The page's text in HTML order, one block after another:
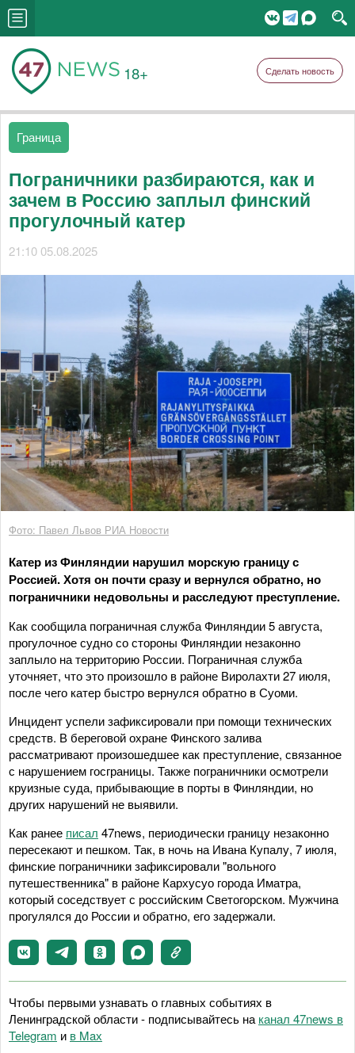
18+ Сделать новость
Граница
Пограничники разбираются, как и
зачем в Россию заплыл финский
прогулочный катер
21:10 05.08.2025
Фото: Павел Львов РИА Новости
Катер из Финляндии нарушил морскую границу с
Россией. Хотя он почти сразу и вернулся обратно, но
пограничники недовольны и расследуют преступление.
Как сообщила пограничная служба Финляндии 5 августа,
прогулочное судно со стороны Финляндии незаконно
заплыло на территорию России. Пограничная служба
уточняет, что это произошло в районе Виролахти 27 июля,
после чего катер быстро вернулся обратно в Суоми.
Инцидент успели зафиксировали при помощи технических
средств. В береговой охране Финского залива
рассматривают произошедшее как преступление, связанное
с нарушением госграницы. Также пограничники осмотрели
круизные суда, прибывающие в порты в Финляндии, но
других нарушений не выявили.
Как ранее писал 47news, периодически границу незаконно
пересекают и пешком. Так, в ночь на Ивана Купалу, 7 июля,
финские пограничники зафиксировали "вольного
путешественника" в районе Кархусуо города Иматра,
который соседствует с российским Светогорском. Мужчина
прогулялся до России и обратно, его задержали.
Чтобы первыми узнавать о главных событиях в
Ленинградской области - подписывайтесь на канал 47news в
Telegram и в Maх